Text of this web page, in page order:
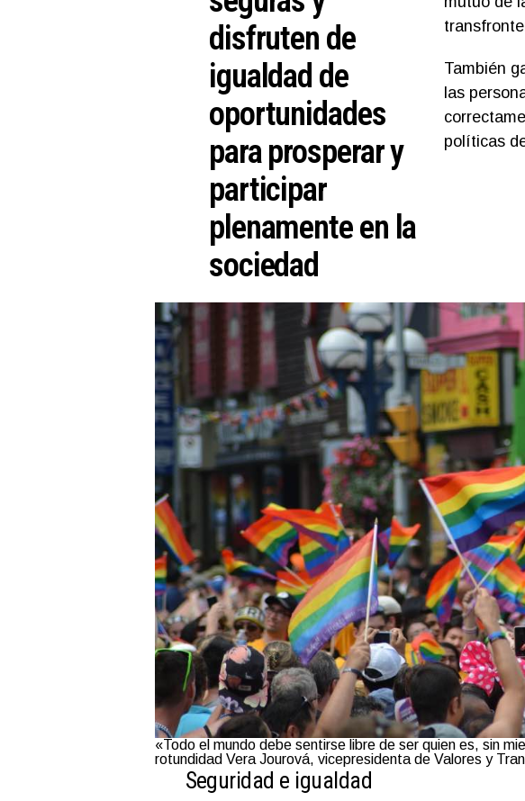
disfruten de
igualdad de
oportunidades
para prosperar y
participar
plenamente en la
sociedad
También
las
políticas
«Todo el mundo debe sentirse libre de ser quien es, sin
rotundidad Vera Jourová, vicepresidenta de Valores y
Seguridad e igualdad